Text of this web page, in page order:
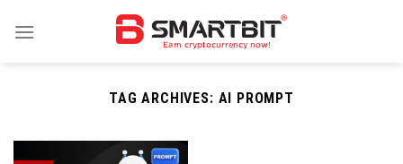
TAG ARCHIVES: AI PROMPT